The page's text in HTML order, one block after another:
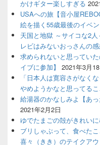
かけギター楽しすぎる
USAへの旅【音小屋
絵を描く55歳最後のイベン
天国と地獄 ～サイコな2
レビはみないおっさんの
求められないと思ってい
イブに参加】
2021年3月
「日本人は寛容さがなく
やめようかなと思ってる
給湯器のかなしみよ【あ
2021年2月2日
ゆでたまごの殻がきれい
ブリしゃぶって、食べた
喜々（きき）のテイクアウ